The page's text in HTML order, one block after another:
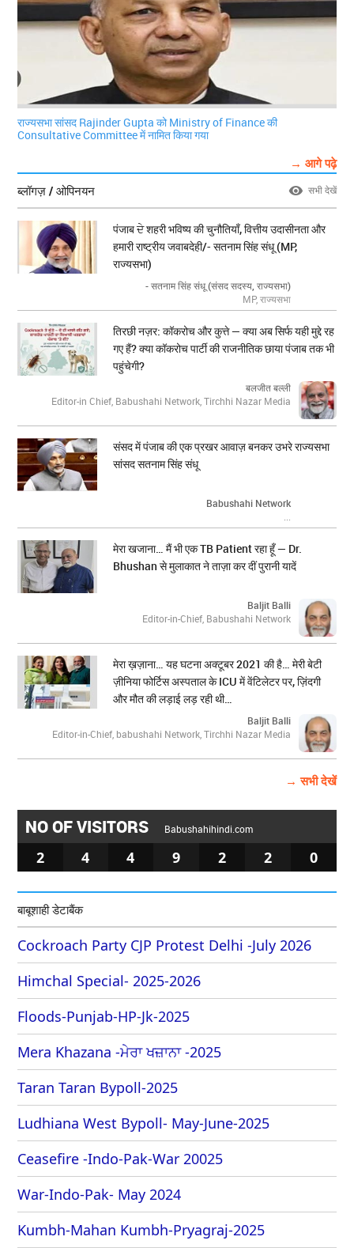
राज्यसभा सांसद Rajinder Gupta को Ministry of Finance की
Consultative Committee में नामित किया गया
→ आगे पढ़े
ब्लॉगज़ / ओपिनयन
सभी देखें
पंजाब ਦੇ शहरी भविष्य की चुनौतियाँ, वित्तीय उदासीनता और
हमारी राष्ट्रीय जवाबदेही/- सतनाम सिंह संधू (MP,
राज्यसभा)
- सतनाम सिंह संधू (संसद सदस्य, राज्यसभा)
MP, राज्यसभा
तिरछी नज़र: कॉकरोच और कुत्ते — क्या अब सिर्फ यही मुद्दे रह
गए हैं? क्या कॉकरोच पार्टी की राजनीतिक छाया पंजाब तक भी
पहुंचेगी?
बलजीत बल्ली
Editor-in Chief, Babushahi Network, Tirchhi Nazar Media
संसद में पंजाब की एक प्रखर आवाज़ बनकर उभरे राज्यसभा
सांसद सतनाम सिंह संधू
Babushahi Network
मेरा खजाना… मैं भी एक TB Patient रहा हूँ — Dr.
Bhushan से मुलाकात ने ताज़ा कर दीं पुरानी यादें
Baljit Balli
Editor-in-Chief, Babushahi Network
मेरा ख़ज़ाना… यह घटना अक्टूबर 2021 की है… मेरी बेटी
ज़ीनिया फोर्टिस अस्पताल के ICU में वेंटिलेटर पर, ज़िंदगी
और मौत की लड़ाई लड़ रही थी…
Baljit Balli
Editor-in-Chief, babushahi Network, Tirchhi Nazar Media
→ सभी देखें
NO OF VISITORS Babushahihindi.com
2 4 4 9 2 2 0
बाबूशाही डेटाबैंक
Cockroach Party CJP Protest Delhi -July 2026
Himchal Special- 2025-2026
Floods-Punjab-HP-Jk-2025
Mera Khazana -ਮੇਰਾ ਖਜ਼ਾਨਾ -2025
Taran Taran Bypoll-2025
Ludhiana West Bypoll- May-June-2025
Ceasefire -Indo-Pak-War 20025
War-Indo-Pak- May 2024
Kumbh-Mahan Kumbh-Pryagraj-2025